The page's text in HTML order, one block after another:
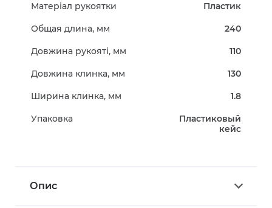
Матеріал рукоятки Пластик
Общая длина, мм 240
Довжина рукояті, мм 110
Довжина клинка, мм 130
Ширина клинка, мм 1.8
Упаковка
Пластиковый
кейс
Опис